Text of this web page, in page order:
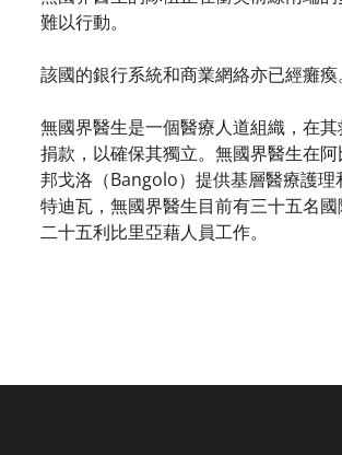
難以行動。
該國的銀行系統和商業網絡亦已經癱
無國界醫生是一個醫療人道組織，在
捐款，以確保其獨立。無國界醫生在
邦戈洛（Bangolo）提供基層醫療護
特迪瓦，無國界醫生目前有三十五名
二十五利比里亞藉人員工作。